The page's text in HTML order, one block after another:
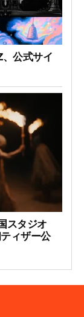
公式サイ
スタジオ
ィザー公